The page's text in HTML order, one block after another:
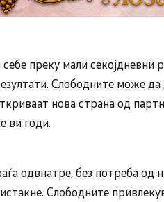
преку мали
Слободните може
нова страна од
ви годи.
одвнатре, без потреба
Слободните